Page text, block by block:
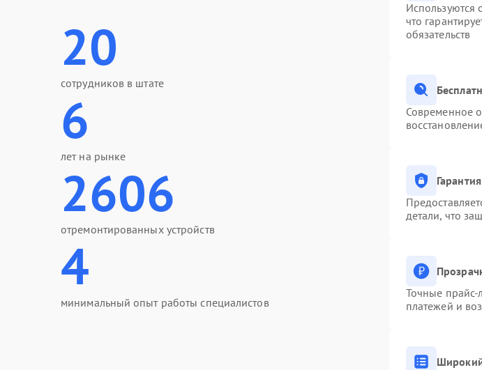
20
сотрудников в штате
6
лет на рынке
2606
отремонтированных устройств
4
минимальный опыт работы специалистов
что
обязательств
Современное
детали, что
Точные прайс-
платежей и